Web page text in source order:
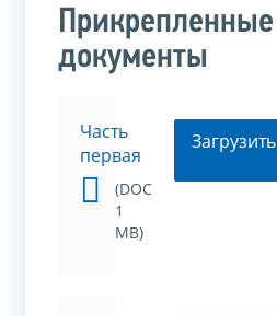
Прикрепленные
документы
Часть
первая
(DOC
1
MB)
Загрузить